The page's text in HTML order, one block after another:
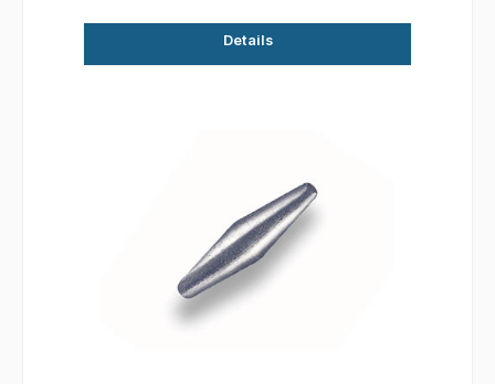
Details